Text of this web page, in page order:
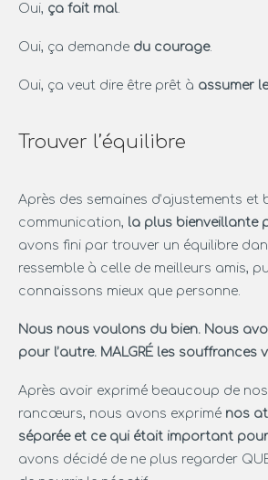
Oui, ça fait mal
Oui, ça demande du courage.
Oui, ça veut dire être prêt à assumer
Trouver l’équilibre
Après des semaines d’ajustements et
communication, la plus bienveillante
avons fini par trouver un équilibre
ressemble à celle de meilleurs amis,
connaissons mieux que personne.
Nous nous voulons du bien. Nous
pour l’autre. MALGRÉ les souffrances
Après avoir exprimé beaucoup de
rancœurs, nous avons exprimé nos
séparée et ce qui était important
avons décidé de ne plus regarder